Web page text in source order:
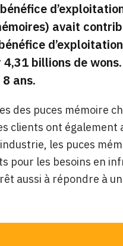
avait
billions de
ans.
des puces mémoire
clients ont
les puces
pour les besoins en
aussi à répondre à